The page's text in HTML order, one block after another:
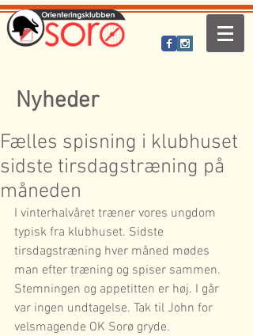
Nyheder
Fælles spisning i klubhuset
sidste tirsdagstræning på
måneden
I vinterhalvåret træner vores ungdom
typisk fra klubhuset. Sidste
tirsdagstræning hver måned mødes
man efter træning og spiser sammen.
Stemningen og appetitten er høj. I går
var ingen undtagelse. Tak til John for
velsmagende OK Sorø gryde.